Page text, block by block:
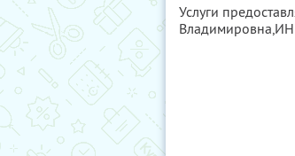
Услуги
Владимировна,